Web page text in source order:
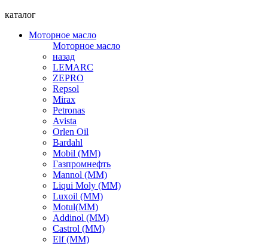
каталог
Моторное масло
Моторное масло
назад
LEMARC
ZEPRO
Repsol
Mirax
Petronas
Avista
Orlen Oil
Bardahl
Mobil (ММ)
Газпромнефть
Mannol (ММ)
Liqui Moly (ММ)
Luxoil (ММ)
Motul(ММ)
Addinol (ММ)
Castrol (ММ)
Elf (ММ)